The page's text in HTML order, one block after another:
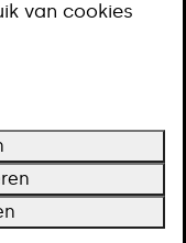
melden
van cookies